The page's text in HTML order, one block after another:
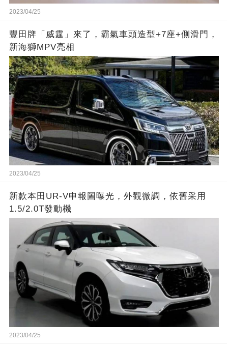
2023/04/25
豐田牌「威霆」來了，霸氣車頭造型+7座+側滑門，
新海獅MPV亮相
2023/04/25
新款本田UR-V申報圖曝光，外觀微調，依舊采用
1.5/2.0T發動機
2023/04/25